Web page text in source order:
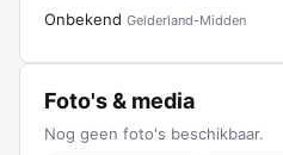
Onbekend Gelderland-Midden
Foto's & media
Nog geen foto's beschikbaar.